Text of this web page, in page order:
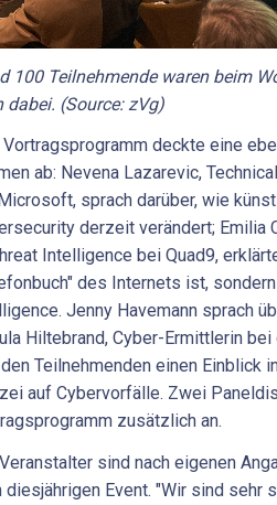
100 Teilnehmende waren beim
dabei. (Source: zVg)
Vortragsprogramm deckte eine
ab: Nevena Lazarevic,
sprach darüber, wie
derzeit verändert; Emilia
Intelligence bei Quad9,
des Internets ist,
Jenny Havemann sprach
Hiltebrand, Cyber-Ermittlerin
Teilnehmenden einen Einblick
auf Cybervorfälle. Zwei
zusätzlich an.
sind nach eigenen
diesjährigen Event. "Wir sind sehr